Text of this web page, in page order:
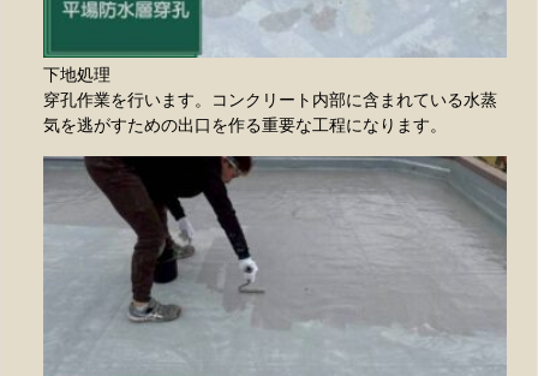
下地処理
穿孔作業を行います。コンクリート内部に含まれている水蒸
気を逃がすための出口を作る重要な工程になります。